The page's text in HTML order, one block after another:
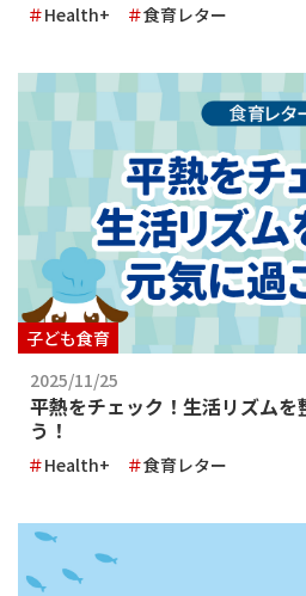
Health+ 食育レター
2025/11/25
平熱をチェック！生活リズムを
う！
Health+ 食育レター
子ども食育